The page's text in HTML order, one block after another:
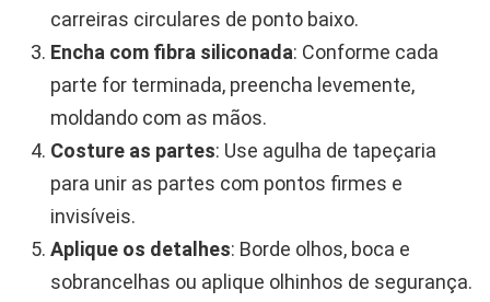
carreiras circulares de ponto baixo.
Encha com fibra siliconada: Conforme cada
parte for terminada, preencha levemente,
moldando com as mãos.
Costure as partes: Use agulha de tapeçaria
para unir as partes com pontos firmes e
invisíveis.
Aplique os detalhes: Borde olhos, boca e
sobrancelhas ou aplique olhinhos de segurança.